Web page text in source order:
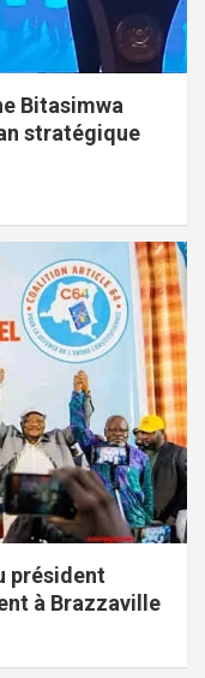
Bitasimwa
stratégique
président
à Brazzaville